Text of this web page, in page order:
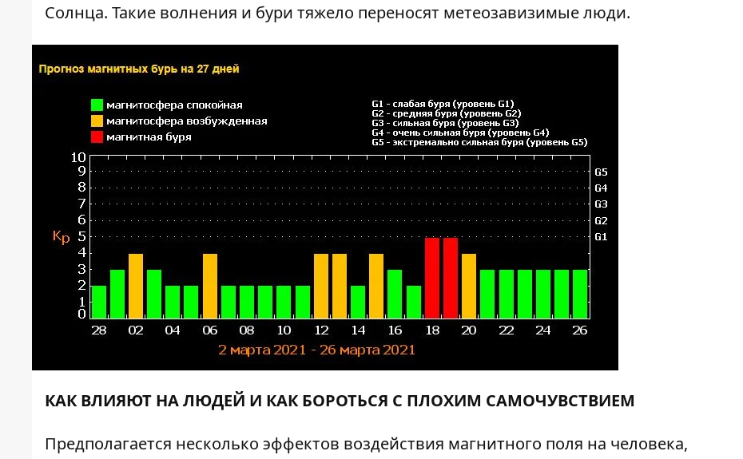
Солнца. Такие волнения и бури тяжело переносят метеозавизимые люди.
КАК ВЛИЯЮТ НА ЛЮДЕЙ И КАК БОРОТЬСЯ С ПЛОХИМ САМОЧУВСТВИЕМ
Предполагается несколько эффектов воздействия магнитного поля на человека,